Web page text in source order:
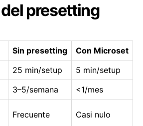
presetting
Sin presetting
Con Microset
25 min/setup
5 min/setup
3–5/semana
<1/mes
Frecuente Casi nulo